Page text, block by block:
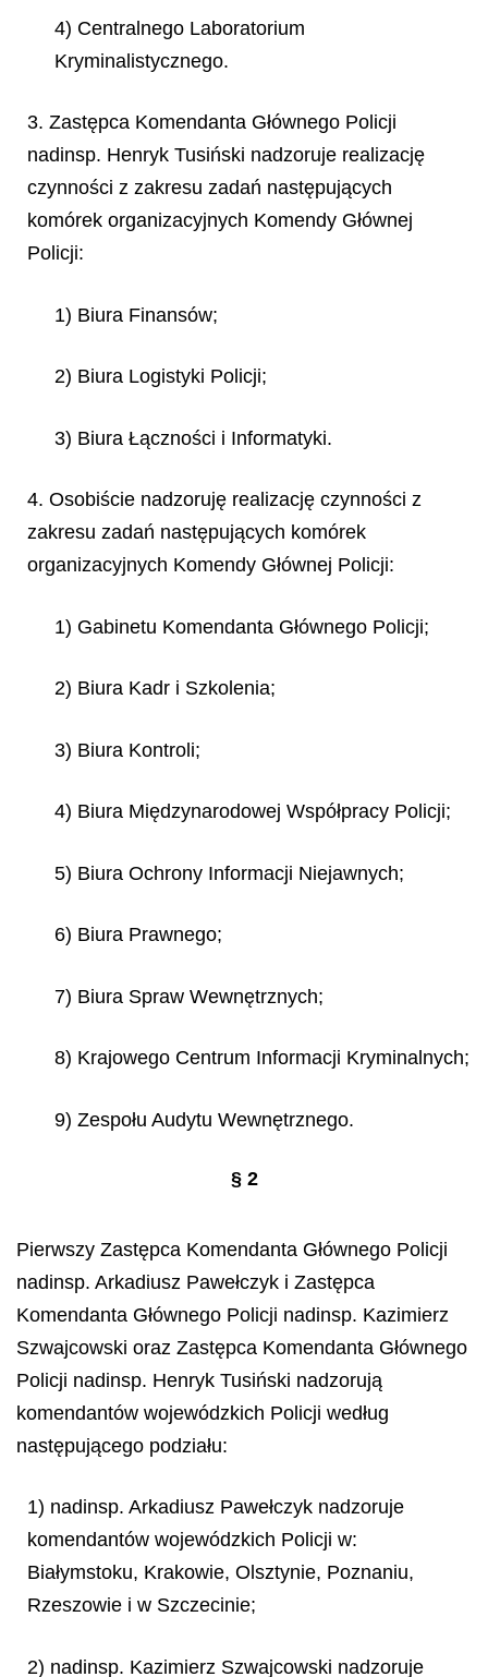
4) Centralnego Laboratorium
Kryminalistycznego.
3. Zastępca Komendanta Głównego Policji
nadinsp. Henryk Tusiński nadzoruje realizację
czynności z zakresu zadań następujących
komórek organizacyjnych Komendy Głównej
Policji:
1) Biura Finansów;
2) Biura Logistyki Policji;
3) Biura Łączności i Informatyki.
4. Osobiście nadzoruję realizację czynności z
zakresu zadań następujących komórek
organizacyjnych Komendy Głównej Policji:
1) Gabinetu Komendanta Głównego Policji;
2) Biura Kadr i Szkolenia;
3) Biura Kontroli;
4) Biura Międzynarodowej Współpracy Policji;
5) Biura Ochrony Informacji Niejawnych;
6) Biura Prawnego;
7) Biura Spraw Wewnętrznych;
8) Krajowego Centrum Informacji Kryminalnych;
9) Zespołu Audytu Wewnętrznego.
§ 2
Pierwszy Zastępca Komendanta Głównego Policji
nadinsp. Arkadiusz Pawełczyk i Zastępca
Komendanta Głównego Policji nadinsp. Kazimierz
Szwajcowski oraz Zastępca Komendanta Głównego
Policji nadinsp. Henryk Tusiński nadzorują
komendantów wojewódzkich Policji według
następującego podziału:
1) nadinsp. Arkadiusz Pawełczyk nadzoruje
komendantów wojewódzkich Policji w:
Białymstoku, Krakowie, Olsztynie, Poznaniu,
Rzeszowie i w Szczecinie;
2) nadinsp. Kazimierz Szwajcowski nadzoruje